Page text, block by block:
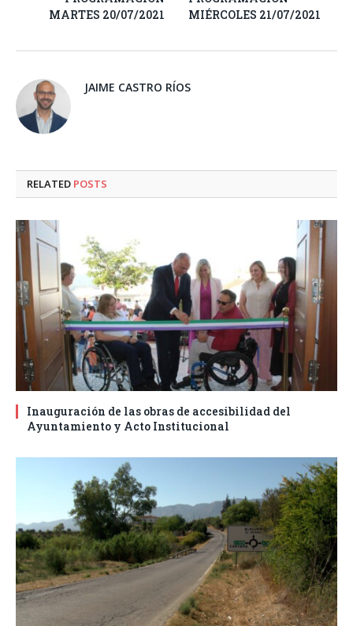
MARTES 20/07/2021
MIÉRCOLES 21/07/2021
JAIME CASTRO RÍOS
RELATED POSTS
Inauguración de las obras de accesibilidad del
Ayuntamiento y Acto Institucional